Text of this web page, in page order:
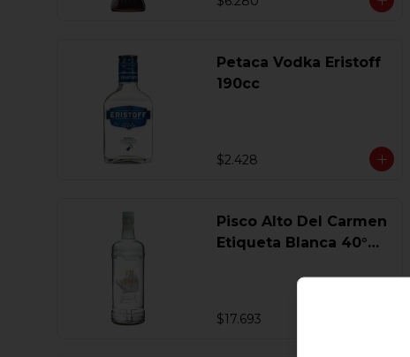
Petaca Vodka Eristoff
190cc
$2.428
Pisco Alto Del Carmen
Etiqueta Blanca 40°
$17.693